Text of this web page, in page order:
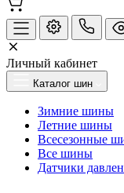
Личный кабинет
Каталог шин
Зимние шины
Летние шины
Всесезонные
Все шины
Датчики